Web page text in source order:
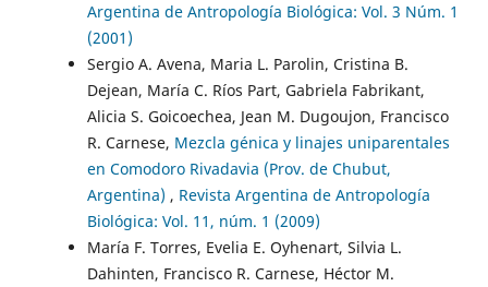
Argentina de Antropología Biológica: Vol. 3 Núm. 1
(2001)
Sergio A. Avena, Maria L. Parolin, Cristina B.
Dejean, María C. Ríos Part, Gabriela Fabrikant,
Alicia S. Goicoechea, Jean M. Dugoujon, Francisco
R. Carnese, Mezcla génica y linajes uniparentales
en Comodoro Rivadavia (Prov. de Chubut,
Argentina) , Revista Argentina de Antropología
Biológica: Vol. 11, núm. 1 (2009)
María F. Torres, Evelia E. Oyhenart, Silvia L.
Dahinten, Francisco R. Carnese, Héctor M.